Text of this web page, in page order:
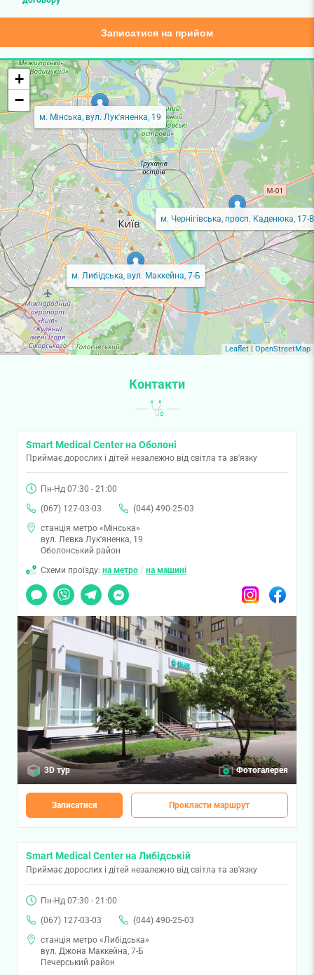
Записатися на прийом
м. Мінська, вул. Лук'яненка, 19
м. Либідська, вул. Маккейна, 7-Б
м. Чернігівська, просп. Каденюка, 17-В
+
−
Leaflet| OpenStreetMap
Контакти
Smart Medical Center на Оболоні
Приймає дорослих і дітей незалежно від світла та зв'язку
Пн-Нд 07:30 - 21:00
(067) 127-03-03
(044) 490-25-03
станція метро «Мінська»
вул. Левка Лук'яненка, 19
Оболонський район
Схеми проїзду: на метро / на машині
Чат
Viber TelegramMessenger InstagramFacebook
3D тур Фотогалерея
Записатися Прокласти маршрут
Smart Medical Center на Либідській
Приймає дорослих і дітей незалежно від світла та зв'язку
Пн-Нд 07:30 - 21:00
(067) 127-03-03
(044) 490-25-03
станція метро «Либідська»
вул. Джона Маккейна, 7-Б
Печерський район